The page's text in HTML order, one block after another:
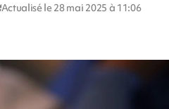
Actualisé le 28 mai 2025 à 11:06